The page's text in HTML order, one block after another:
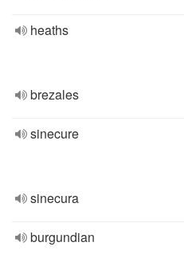
heaths
brezales
sinecure
sinecura
burgundian